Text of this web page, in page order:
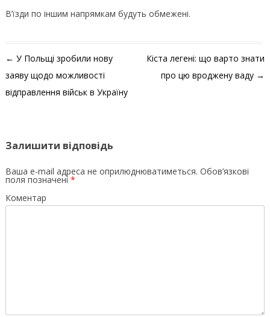
В’їз­ди по ін­шим нап­рямкам бу­дуть об­ме­же­ні.
Навігація по запису
← У Польщі зробили нову
заяву щодо можливості
відправлення військ в Україну
Кіста легені: що варто знати
про цю вроджену ваду →
Залишити відповідь
Ваша e-mail адреса не оприлюднюватиметься. Обов’язкові
поля позначені *
Коментар